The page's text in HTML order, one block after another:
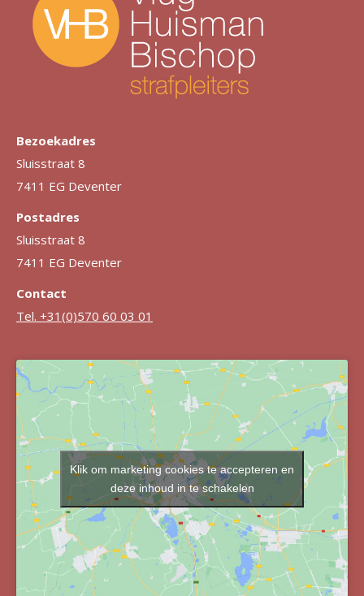
Bezoekadres
Sluisstraat 8
7411 EG Deventer
Postadres
Sluisstraat 8
7411 EG Deventer
Contact
Tel. +31(0)570 60 03 01
Klik om marketing cookies te accepteren en
deze inhoud in te schakelen